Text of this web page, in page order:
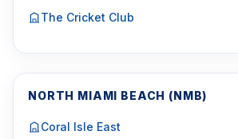
The Cricket Club
NORTH MIAMI BEACH (NMB)
Coral Isle East